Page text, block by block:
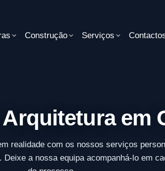
Construção Serviços
em
realidade com os nossos serviços
a nossa equipa acompanhá-lo em